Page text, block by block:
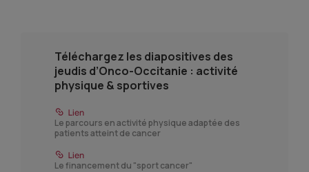
Téléchargez les diapositives des
jeudis d’Onco-Occitanie : activité
physique & sportives
Le parcours en activité physique adaptée des
patients atteint de cancer
Le financement du "sport cancer"